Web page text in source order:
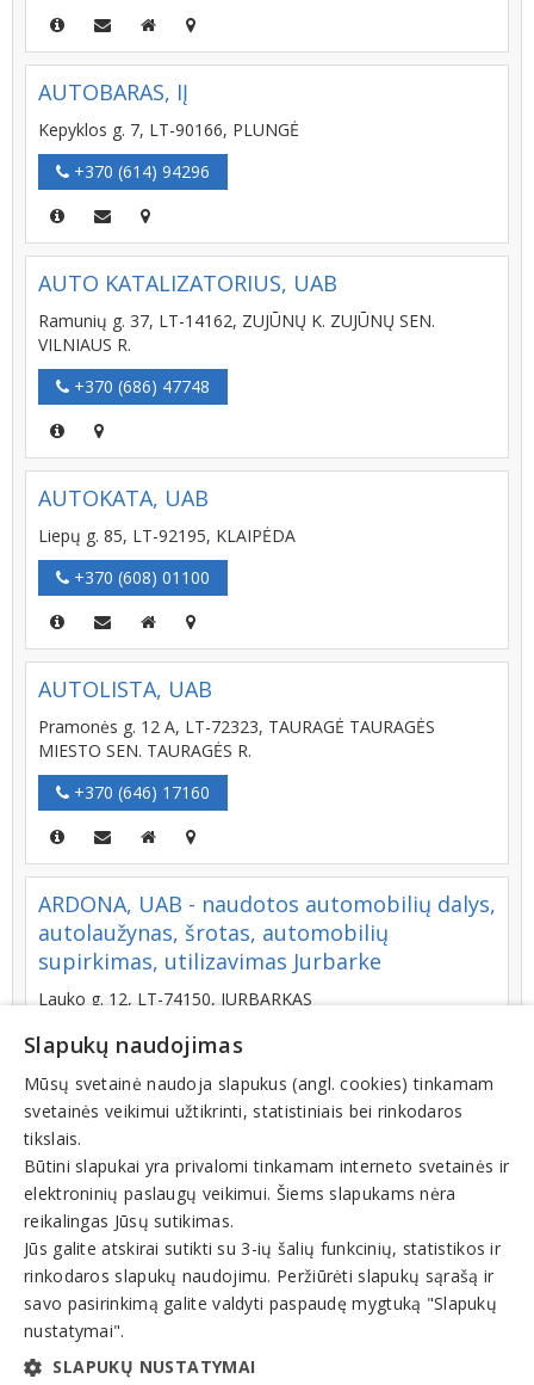
AUTOBARAS, IĮ
Kepyklos g. 7, LT-90166, PLUNGĖ
+370 (614) 94296
AUTO KATALIZATORIUS, UAB
Ramunių g. 37, LT-14162, ZUJŪNŲ K. ZUJŪNŲ SEN.
VILNIAUS R.
+370 (686) 47748
AUTOKATA, UAB
Liepų g. 85, LT-92195, KLAIPĖDA
+370 (608) 01100
AUTOLISTA, UAB
Pramonės g. 12 A, LT-72323, TAURAGĖ TAURAGĖS
MIESTO SEN. TAURAGĖS R.
+370 (646) 17160
ARDONA, UAB - naudotos automobilių dalys,
autolaužynas, šrotas, automobilių
supirkimas, utilizavimas Jurbarke
Lauko g. 12, LT-74150, JURBARKAS
+370 (682) 10021
MOTORIBA, UAB - naudotos automobilių
dalys, šrotas, automobilių supirkimas
Kluonaliai, Kretingos rajonas
Metalo g. 6, LT-97193, KLUONALIŲ K. ŽALGIRIO SEN.
KRETINGOS R.
+370 (674) 16150
Slapukų naudojimas
Mūsų svetainė naudoja slapukus (angl. cookies) tinkamam
svetainės veikimui užtikrinti, statistiniais bei rinkodaros
tikslais.
Būtini slapukai yra privalomi tinkamam interneto svetainės ir
elektroninių paslaugų veikimui. Šiems slapukams nėra
reikalingas Jūsų sutikimas.
Jūs galite atskirai sutikti su 3-ių šalių funkcinių, statistikos ir
rinkodaros slapukų naudojimu. Peržiūrėti slapukų sąrašą ir
savo pasirinkimą galite valdyti paspaudę mygtuką "Slapukų
nustatymai".
SLAPUKŲ NUSTATYMAI